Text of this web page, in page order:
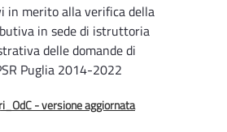
in merito alla verifica della
in sede di istruttoria
delle domande di
Puglia 2014-2022
- versione aggiornata